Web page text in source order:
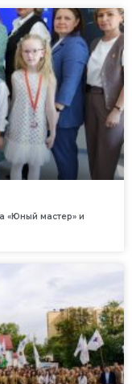
«Юный мастер» и